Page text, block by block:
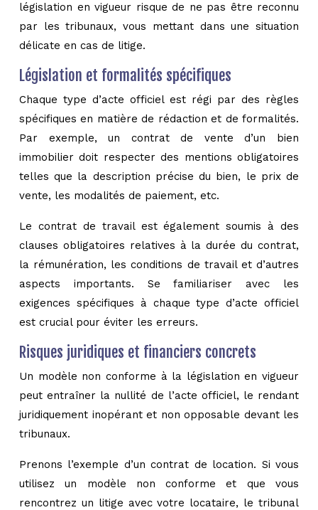
législation en vigueur risque de ne pas être reconnu
par les tribunaux, vous mettant dans une situation
délicate en cas de litige.
Législation et formalités spécifiques
Chaque type d’acte officiel est régi par des règles
spécifiques en matière de rédaction et de formalités.
Par exemple, un contrat de vente d’un bien
immobilier doit respecter des mentions obligatoires
telles que la description précise du bien, le prix de
vente, les modalités de paiement, etc.
Le contrat de travail est également soumis à des
clauses obligatoires relatives à la durée du contrat,
la rémunération, les conditions de travail et d’autres
aspects importants. Se familiariser avec les
exigences spécifiques à chaque type d’acte officiel
est crucial pour éviter les erreurs.
Risques juridiques et financiers concrets
Un modèle non conforme à la législation en vigueur
peut entraîner la nullité de l’acte officiel, le rendant
juridiquement inopérant et non opposable devant les
tribunaux.
Prenons l’exemple d’un contrat de location. Si vous
utilisez un modèle non conforme et que vous
rencontrez un litige avec votre locataire, le tribunal